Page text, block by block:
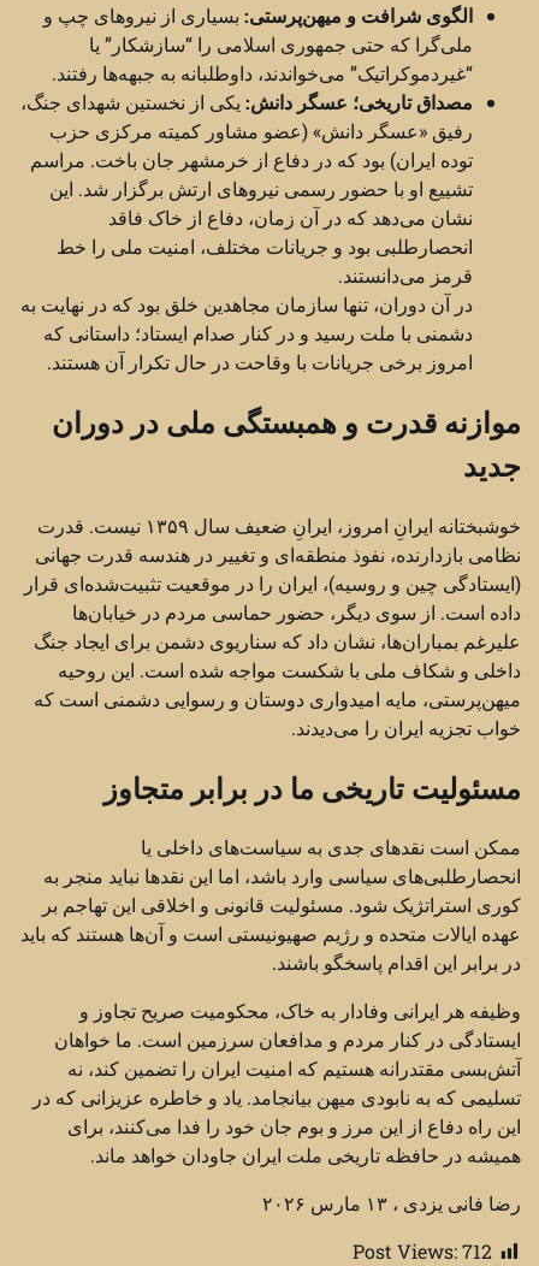
الگوی شرافت و میهن‌پرستی: بسیاری از نیروهای چپ و
ملی‌گرا که حتی جمهوری اسلامی را “سازشکار” یا
“غیردموکراتیک” می‌خواندند، داوطلبانه به جبهه‌ها رفتند.
مصداق تاریخی؛ عسگر دانش: یکی از نخستین شهدای جنگ،
رفیق «عسگر دانش» (عضو مشاور کمیته مرکزی حزب
توده ایران) بود که در دفاع از خرمشهر جان باخت. مراسم
تشییع او با حضور رسمی نیروهای ارتش برگزار شد. این
نشان می‌دهد که در آن زمان، دفاع از خاک فاقد
انحصارطلبی بود و جریانات مختلف، امنیت ملی را خط
قرمز می‌دانستند.
در آن دوران، تنها سازمان مجاهدین خلق بود که در نهایت به
دشمنی با ملت رسید و در کنار صدام ایستاد؛ داستانی که
امروز برخی جریانات با وقاحت در حال تکرار آن هستند.
موازنه قدرت و همبستگی ملی در دوران
جدید
خوشبختانه ایرانِ امروز، ایرانِ ضعیف سال ۱۳۵۹ نیست. قدرت
نظامی بازدارنده، نفوذ منطقه‌ای و تغییر در هندسه قدرت جهانی
(ایستادگی چین و روسیه)، ایران را در موقعیت تثبیت‌شده‌ای قرار
داده است. از سوی دیگر، حضور حماسی مردم در خیابان‌ها
علیرغم بمباران‌ها، نشان داد که سناریوی دشمن برای ایجاد جنگ
داخلی و شکاف ملی با شکست مواجه شده است. این روحیه
میهن‌پرستی، مایه امیدواری دوستان و رسوایی دشمنی است که
خواب تجزیه ایران را می‌دیدند.
مسئولیت تاریخی ما در برابر متجاوز
ممکن است نقد‌های جدی به سیاست‌های داخلی یا
انحصارطلبی‌های سیاسی وارد باشد، اما این نقدها نباید منجر به
کوری استراتژیک شود. مسئولیت قانونی و اخلاقی این تهاجم بر
عهده ایالات متحده و رژیم صهیونیستی است و آن‌ها هستند که باید
در برابر این اقدام پاسخگو باشند.
وظیفه هر ایرانی وفادار به خاک، محکومیت صریح تجاوز و
ایستادگی در کنار مردم و مدافعان سرزمین است. ما خواهان
آتش‌بسی مقتدرانه هستیم که امنیت ایران را تضمین کند، نه
تسلیمی که به نابودی میهن بیانجامد. یاد و خاطره عزیزانی که در
این راه دفاع از این مرز و بوم جان خود را فدا می‌کنند، برای
همیشه در حافظه تاریخی ملت ایران جاودان خواهد ماند.
رضا فانی یزدی ، ۱۳ مارس ۲۰۲۶
Post Views:712